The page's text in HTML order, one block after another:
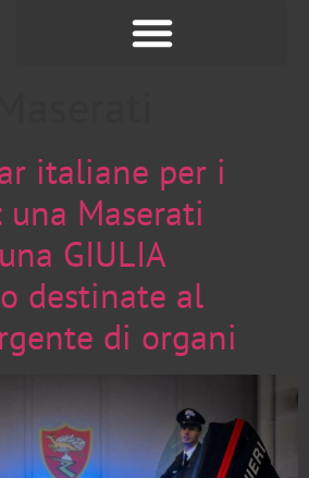
italiane per i
Maserati
GIULIA
destinate al
di organi